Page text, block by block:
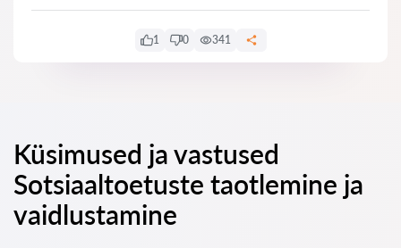
1 0 341
Küsimused ja vastused
Sotsiaaltoetuste taotlemine ja
vaidlustamine